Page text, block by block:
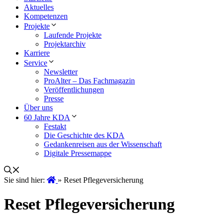
Aktuelles
Kompetenzen
Projekte
Laufende Projekte
Projektarchiv
Karriere
Service
Newsletter
ProAlter – Das Fachmagazin
Veröffentlichungen
Presse
Über uns
60 Jahre KDA
Festakt
Die Geschichte des KDA
Gedankenreisen aus der Wissenschaft
Digitale Pressemappe
Sie sind hier: » Reset Pflegeversicherung
Reset Pflegeversicherung